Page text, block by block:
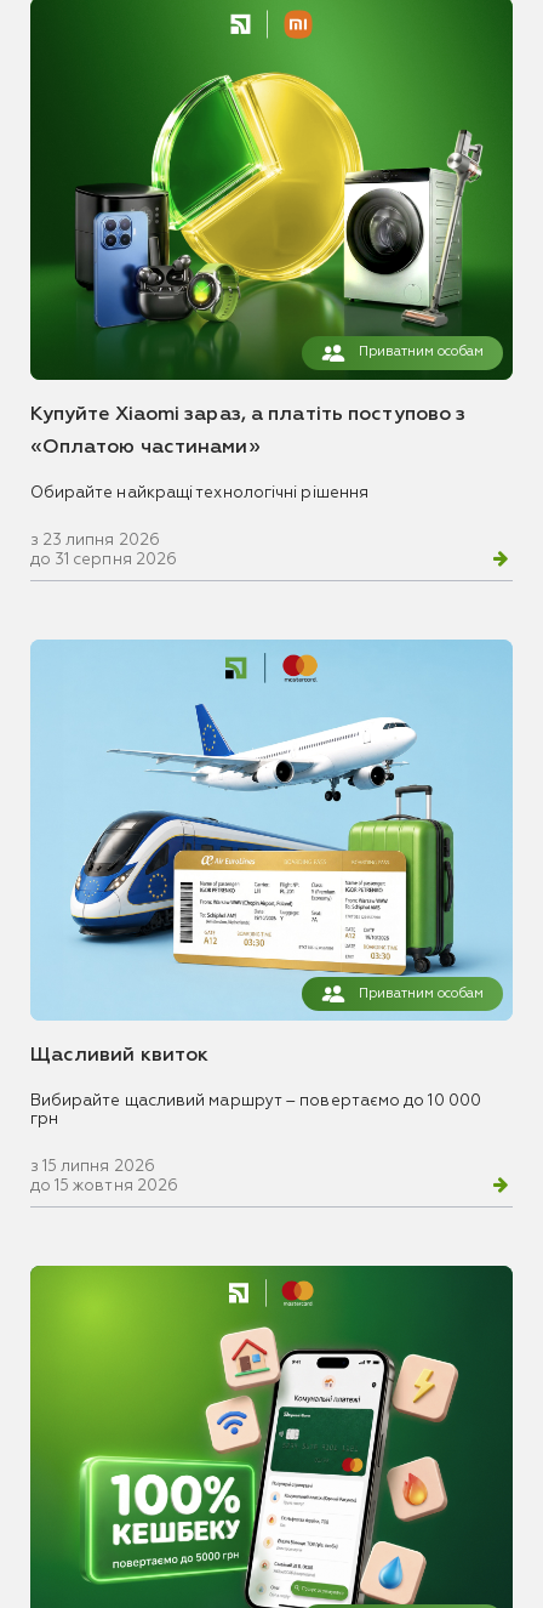
Приватним особам
Купуйте Xiaomi зараз, а платіть поступово з
«Оплатою частинами»
Обирайте найкращі технологічні рішення
з 23 липня 2026
до 31 серпня 2026
Приватним особам
Щасливий квиток
Вибирайте щасливий маршрут – повертаємо до 10 000
грн
з 15 липня 2026
до 15 жовтня 2026